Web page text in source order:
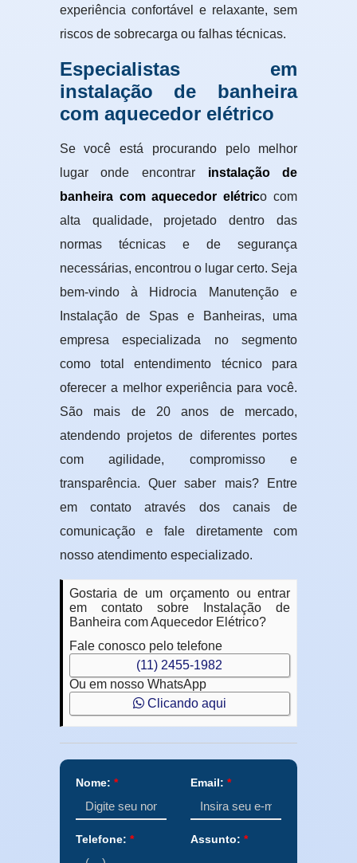
experiência confortável e relaxante, sem
riscos de sobrecarga ou falhas técnicas.
Especialistas em
instalação de banheira
com aquecedor elétrico
Se você está procurando pelo melhor
lugar onde encontrar instalação de
banheira com aquecedor elétrico com
alta qualidade, projetado dentro das
normas técnicas e de segurança
necessárias, encontrou o lugar certo. Seja
bem-vindo à Hidrocia Manutenção e
Instalação de Spas e Banheiras, uma
empresa especializada no segmento
como total entendimento técnico para
oferecer a melhor experiência para você.
São mais de 20 anos de mercado,
atendendo projetos de diferentes portes
com agilidade, compromisso e
transparência. Quer saber mais? Entre
em contato através dos canais de
comunicação e fale diretamente com
nosso atendimento especializado.
Gostaria de um orçamento ou entrar
em contato sobre Instalação de
Banheira com Aquecedor Elétrico?
Fale conosco pelo telefone
(11) 2455-1982
Ou em nosso WhatsApp
Clicando aqui
Nome: * Email: *
Telefone: * Assunto: *